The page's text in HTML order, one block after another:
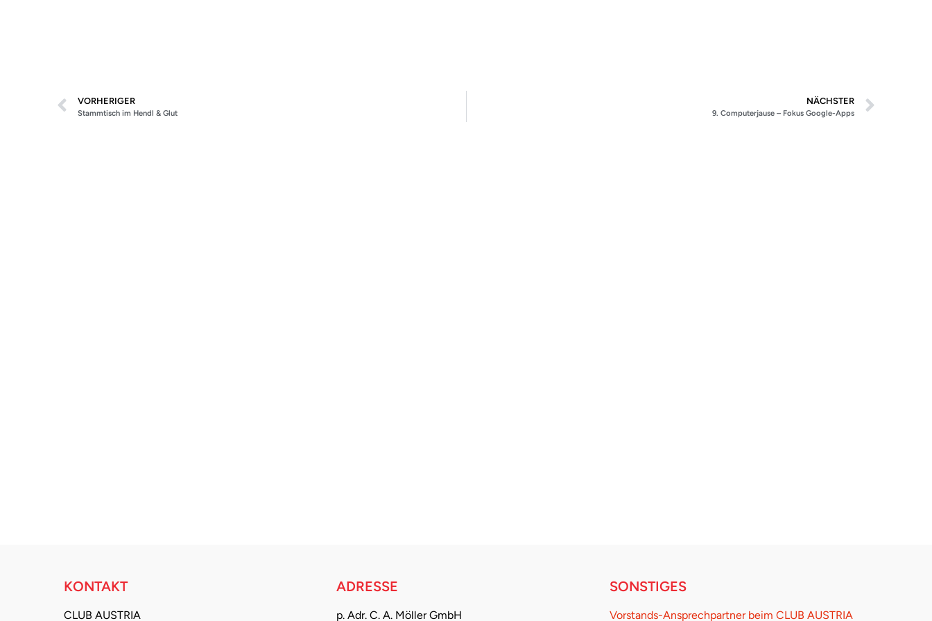
VORHERIGER
Stammtisch im Hendl & Glut
NÄCHSTER
9. Computerjause – Fokus Google-Apps
KONTAKT
CLUB AUSTRIA
ADRESSE
p. Adr. C. A. Möller GmbH
SONSTIGES
Vorstands-Ansprechpartner beim CLUB AUSTRIA